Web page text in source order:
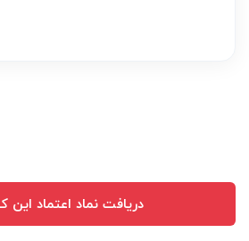
دریافت نماد اعتماد این